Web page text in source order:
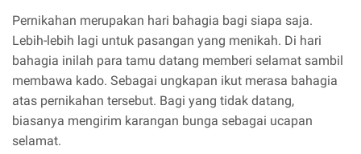
Pernikahan merupakan hari bahagia bagi siapa saja.
Lebih-lebih lagi untuk pasangan yang menikah. Di hari
bahagia inilah para tamu datang memberi selamat sambil
membawa kado. Sebagai ungkapan ikut merasa bahagia
atas pernikahan tersebut. Bagi yang tidak datang,
biasanya mengirim karangan bunga sebagai ucapan
selamat.